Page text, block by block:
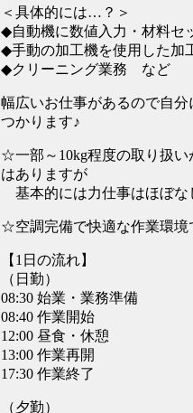
＜具体的には…？＞
◆自動機に数値入力・材料セ
◆手動の加工機を使用した加
◆クリーニング業務 など
幅広いお仕事があるので自分
つかります♪
☆一部～10kg程度の取り扱い
はありますが
基本的には力仕事はほぼな
☆空調完備で快適な作業環境
【1日の流れ】
（日勤）
08:30 始業・業務準備
08:40 作業開始
12:00 昼食・休憩
13:00 作業再開
17:30 作業終了
（夕勤）